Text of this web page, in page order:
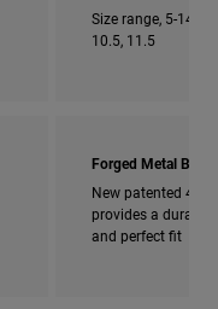
Size range, 5-14.
10.5, 11.5
Forged Metal
New patented 4-
provides a
and perfect fit